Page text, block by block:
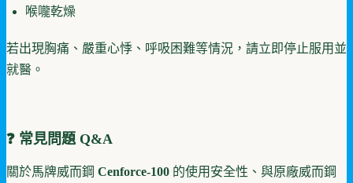
喉嚨乾燥
若出現胸痛、嚴重心悸、呼吸困難等情況，請立即停止服用並
就醫。
❓ 常見問題 Q&A
關於馬牌威而鋼 Cenforce-100 的使用安全性、與原廠威而鋼